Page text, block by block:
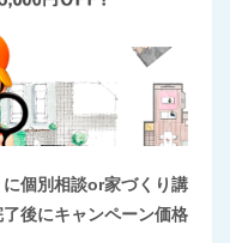
個別相談or家づくり講
後にキャンペーン価格